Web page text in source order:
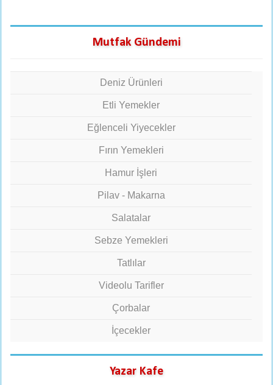
Mutfak Gündemi
Deniz Ürünleri
Etli Yemekler
Eğlenceli Yiyecekler
Fırın Yemekleri
Hamur İşleri
Pilav - Makarna
Salatalar
Sebze Yemekleri
Tatlılar
Videolu Tarifler
Çorbalar
İçecekler
Yazar Kafe